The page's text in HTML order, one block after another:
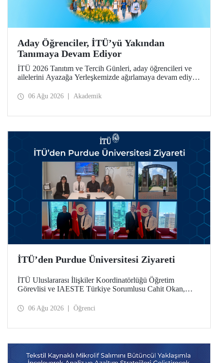
Aday Öğrenciler, İTÜ’yü Yakından
Tanımaya Devam Ediyor
İTÜ 2026 Tanıtım ve Tercih Günleri, aday öğrencileri ve
ailelerini Ayazağa Yerleşkemizde ağırlamaya devam ediyor.
ilgili fakülte ve birimler adaylara bilgi vermeye devam
06 Ağu 2026 Akademik
İTÜ’den Purdue Üniversitesi Ziyareti
İTÜ Uluslararası İlişkiler Koordinatörlüğü Öğretim
Görevlisi ve IAESTE Türkiye Sorumlusu Cahit Okan,
Temmuz tarihlerinde ABD’de dünyanın önde gelen
06 Ağu 2026 Öğrenci